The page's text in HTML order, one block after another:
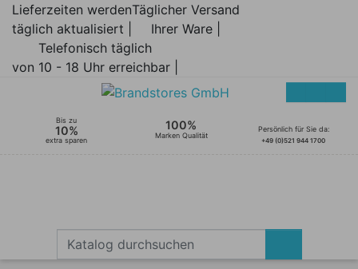
Lieferzeiten werden
täglich aktualisiert |
Täglicher Versand
Ihrer Ware |
Telefonisch täglich
von 10 - 18 Uhr erreichbar |
Bis zu
10%
extra sparen
100%
Marken Qualität
Persönlich für Sie da:
+49 (0)521 944 1700